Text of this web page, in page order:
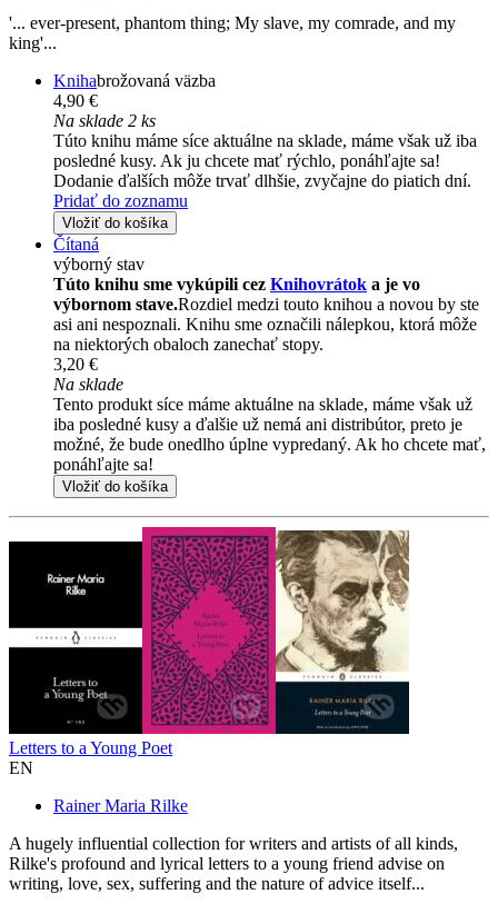
'... ever-present, phantom thing; My slave, my comrade, and my
king'...
Knihabrožovaná väzba
4,90 €
Na sklade 2 ks
Túto knihu máme síce aktuálne na sklade, máme však už iba
posledné kusy. Ak ju chcete mať rýchlo, ponáhľajte sa!
Dodanie ďalších môže trvať dlhšie, zvyčajne do piatich dní.
Pridať do zoznamu
Vložiť do košíka
Čítaná
výborný stav
Túto knihu sme vykúpili cez Knihovrátok a je vo
výbornom stave.Rozdiel medzi touto knihou a novou by ste
asi ani nespoznali. Knihu sme označili nálepkou, ktorá môže
na niektorých obaloch zanechať stopy.
3,20 €
Na sklade
Tento produkt síce máme aktuálne na sklade, máme však už
iba posledné kusy a ďalšie už nemá ani distribútor, preto je
možné, že bude onedlho úplne vypredaný. Ak ho chcete mať,
ponáhľajte sa!
Vložiť do košíka
Letters to a Young Poet
EN
Rainer Maria Rilke
A hugely influential collection for writers and artists of all kinds,
Rilke's profound and lyrical letters to a young friend advise on
writing, love, sex, suffering and the nature of advice itself...